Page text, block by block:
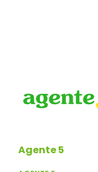
Agente 5